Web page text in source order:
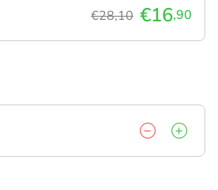
€28,10 €16,90